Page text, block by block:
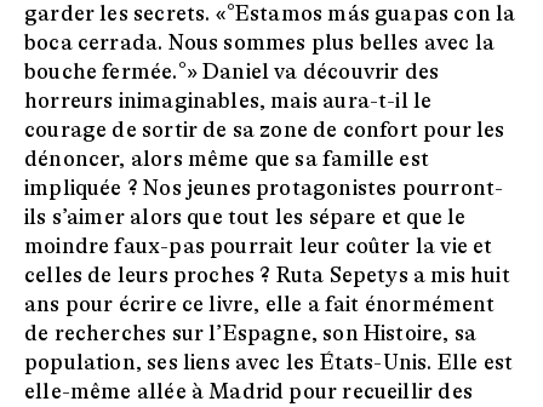
garder les secrets. «°Estamos más guapas con la
boca cerrada. Nous sommes plus belles avec la
bouche fermée.°» Daniel va découvrir des
horreurs inimaginables, mais aura-t-il le
courage de sortir de sa zone de confort pour les
dénoncer, alors même que sa famille est
impliquée ? Nos jeunes protagonistes pourront-
ils s’aimer alors que tout les sépare et que le
moindre faux-pas pourrait leur coûter la vie et
celles de leurs proches ? Ruta Sepetys a mis huit
ans pour écrire ce livre, elle a fait énormément
de recherches sur l’Espagne, son Histoire, sa
population, ses liens avec les États-Unis. Elle est
elle-même allée à Madrid pour recueillir des